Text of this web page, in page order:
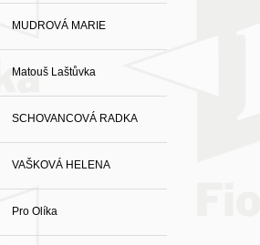
MUDROVÁ MARIE
Matouš Laštůvka
SCHOVANCOVÁ RADKA
VAŠKOVÁ HELENA
Pro Olíka